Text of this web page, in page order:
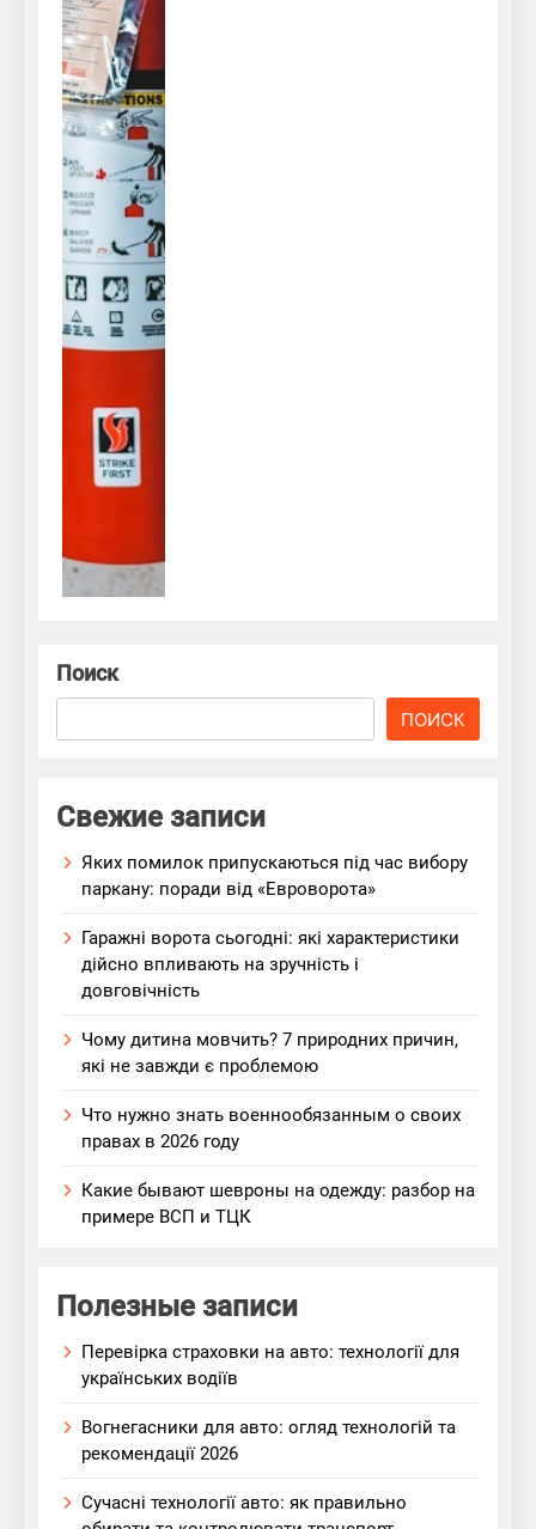
Поиск
ПОИСК
Свежие записи
Яких помилок припускаються під час вибору
паркану: поради від «Евроворота»
Гаражні ворота сьогодні: які характеристики
дійсно впливають на зручність і
довговічність
Чому дитина мовчить? 7 природних причин,
які не завжди є проблемою
Что нужно знать военнообязанным о своих
правах в 2026 году
Какие бывают шевроны на одежду: разбор на
примере ВСП и ТЦК
Полезные записи
Перевірка страховки на авто: технології для
українських водіїв
Вогнегасники для авто: огляд технологій та
рекомендації 2026
Сучасні технології авто: як правильно